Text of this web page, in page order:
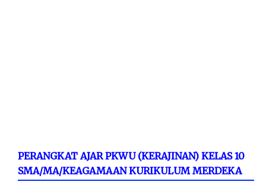
PERANGKAT AJAR PKWU (KERAJINAN) KELAS 10
SMA/MA/KEAGAMAAN KURIKULUM MERDEKA